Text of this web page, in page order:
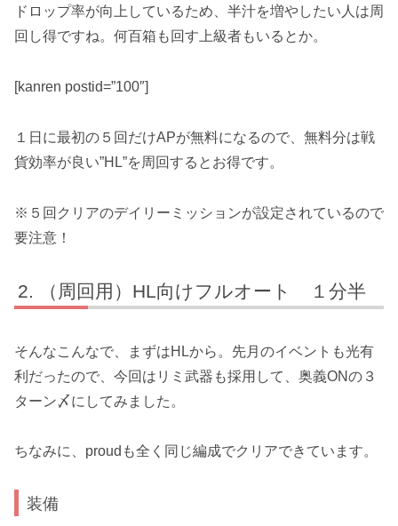
ドロップ率が向上しているため、半汁を増やしたい人は周
回し得ですね。何百箱も回す上級者もいるとか。
[kanren postid=”100″]
１日に最初の５回だけAPが無料になるので、無料分は戦
貨効率が良い”HL”を周回するとお得です。
※ ５回クリアのデイリーミッションが設定されているので
要注意！
（周回用）HL向けフルオート １分半
そんなこんなで、まずはHLから。先月のイベントも光有
利だったので、今回はリミ武器も採用して、奥義ONの３
ターン〆にしてみました。
ちなみに、proudも全く同じ編成でクリアできています。
装備